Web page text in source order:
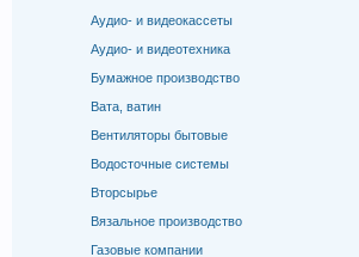
Аудио- и видеокассеты
Аудио- и видеотехника
Бумажное производство
Вата, ватин
Вентиляторы бытовые
Водосточные системы
Вторсырье
Вязальное производство
Газовые компании